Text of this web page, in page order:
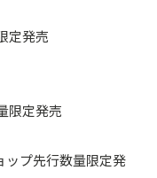
定発売
限定発売
ップ先行数量限定発